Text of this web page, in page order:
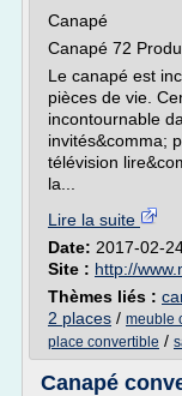
Canapé
Canapé 72
Le canapé est
pièces de vie.
incontournable
invités&comma;
télévision
la...
Lire la suite
Date: 2017-02-
Site : http://
Thèmes liés :
2 places / meuble
place convertible /
Canapé